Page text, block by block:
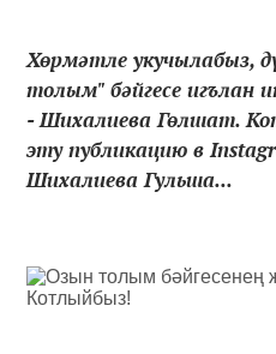
Хөрмәтле укучылабыз,
толым" бәйгесе игълан
- Шихалиева Гөлшат.
эту публикацию в
Шихалиева Гульша...